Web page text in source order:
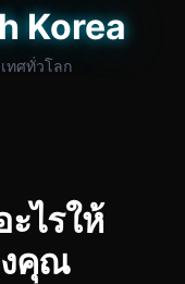
Korea
ทศทั่วโลก
ไรให้
คุณ